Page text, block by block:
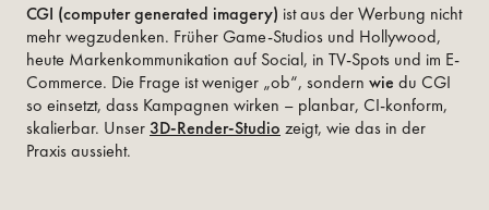
CGI (computer generated imagery) ist aus der Werbung nicht
mehr wegzudenken. Früher Game-Studios und Hollywood,
heute Markenkommunikation auf Social, in TV-Spots und im E-
Commerce. Die Frage ist weniger „ob“, sondern wie du CGI
so einsetzt, dass Kampagnen wirken – planbar, CI-konform,
skalierbar. Unser 3D-Render-Studio zeigt, wie das in der
Praxis aussieht.